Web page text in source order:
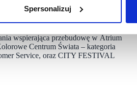
Spersonalizuj
Real Estate.
znalazły się: program wsparcia dla
wspierająca przebudowę w Atrium
Centrum Świata – kategoria
Service, oraz CITY FESTIVAL